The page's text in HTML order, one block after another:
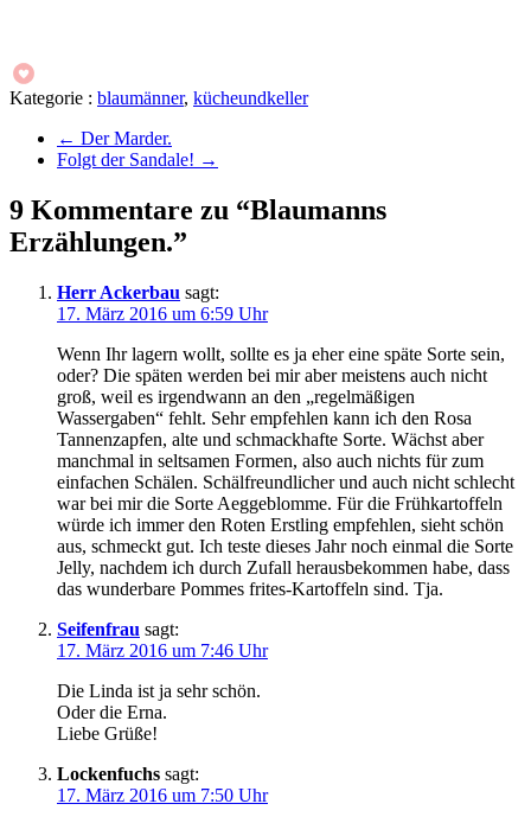
Kategorie : blaumänner, kücheundkeller
← Der Marder.
Folgt der Sandale! →
9 Kommentare zu “Blaumanns
Erzählungen.”
Herr Ackerbau sagt:
17. März 2016 um 6:59 Uhr
Wenn Ihr lagern wollt, sollte es ja eher eine späte Sorte sein,
oder? Die späten werden bei mir aber meistens auch nicht
groß, weil es irgendwann an den „regelmäßigen
Wassergaben“ fehlt. Sehr empfehlen kann ich den Rosa
Tannenzapfen, alte und schmackhafte Sorte. Wächst aber
manchmal in seltsamen Formen, also auch nichts für zum
einfachen Schälen. Schälfreundlicher und auch nicht schlecht
war bei mir die Sorte Aeggeblomme. Für die Frühkartoffeln
würde ich immer den Roten Erstling empfehlen, sieht schön
aus, schmeckt gut. Ich teste dieses Jahr noch einmal die Sorte
Jelly, nachdem ich durch Zufall herausbekommen habe, dass
das wunderbare Pommes frites-Kartoffeln sind. Tja.
Seifenfrau sagt:
17. März 2016 um 7:46 Uhr
Die Linda ist ja sehr schön.
Oder die Erna.
Liebe Grüße!
Lockenfuchs sagt:
17. März 2016 um 7:50 Uhr